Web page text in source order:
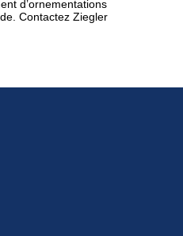
d’ornementations
Contactez Ziegler